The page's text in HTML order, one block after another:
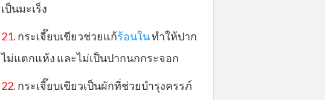
เป็นมะเร็ง
21. กระเจี๊ยบเขียวช่วยแก้ร้อนในทำให้ปาก
ไม่แตกแห้ง และไม่เป็นปากนกกระจอก
22. กระเจี๊ยบเขียวเป็นผักที่ช่วยบำรุงครรภ์